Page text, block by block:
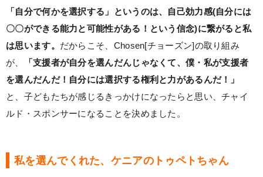
「自分で何かを選択する」というのは、自己効力感(自分には
〇〇ができる能力と可能性がある！という信念)に繋がると私
は思います。 だからこそ、Chosen[チョーズン]の取り組み
が、
「支援者が自分を選んだんじゃなくて、僕・私が支援者
を選んだんだ！自分には選択する権利と力があるんだ！」
と、子どもたちが感じるきっかけになったらと思い、チャイ
ルド・スポンサーになることを決めました。
私を選んでくれた、ケニアのトゥペトちゃん